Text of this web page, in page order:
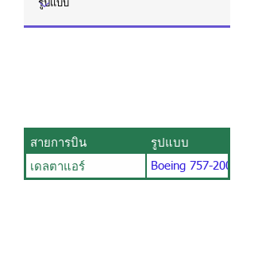
สายการบิน
รูปแบบ
เดลตาแอร์
Boeing 757-200 V2